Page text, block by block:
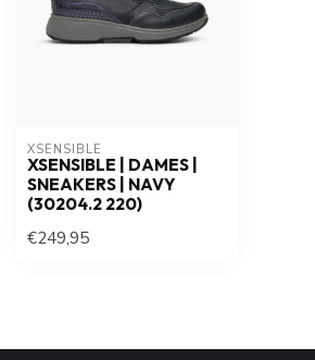
XSENSIBLE
XSENSIBLE | DAMES |
SNEAKERS | NAVY
(30204.2 220)
€249,95